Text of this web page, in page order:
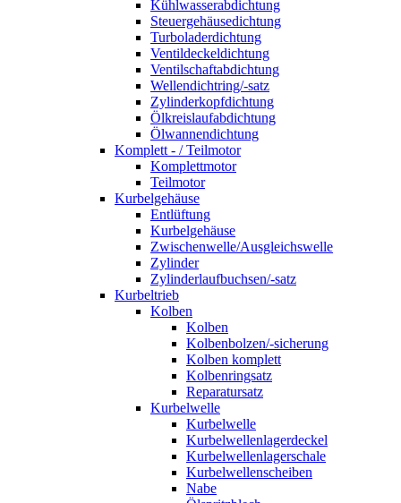
Kühlwasserabdichtung
Steuergehäusedichtung
Turboladerdichtung
Ventildeckeldichtung
Ventilschaftabdichtung
Wellendichtring/-satz
Zylinderkopfdichtung
Ölkreislaufabdichtung
Ölwannendichtung
Komplett - / Teilmotor
Komplettmotor
Teilmotor
Kurbelgehäuse
Entlüftung
Kurbelgehäuse
Zwischenwelle/Ausgleichswelle
Zylinder
Zylinderlaufbuchsen/-satz
Kurbeltrieb
Kolben
Kolben
Kolbenbolzen/-sicherung
Kolben komplett
Kolbenringsatz
Reparatursatz
Kurbelwelle
Kurbelwelle
Kurbelwellenlagerdeckel
Kurbelwellenlagerschale
Kurbelwellenscheiben
Nabe